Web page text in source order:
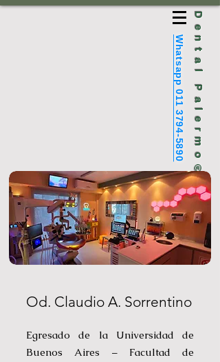
Dental Palermo®
Whatsapp 011 3794-5890
Od. Claudio A. Sorrentino
Egresado de la Universidad de
Buenos Aires – Facultad de